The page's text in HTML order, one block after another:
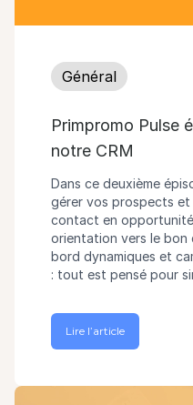
Général
Primpromo Pulse
notre CRM
Dans ce deuxième
gérer vos prospects
contact en
orientation vers le bon
bord dynamiques et
: tout est pensé pour
Lire l’article